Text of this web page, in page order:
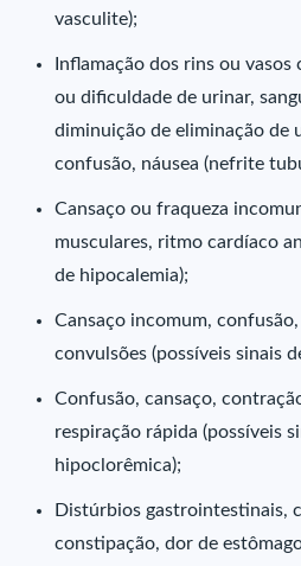
vasculite);
Inflamação dos rins ou
ou dificuldade de urinar,
diminuição de eliminação de
confusão, náusea (nefrite
Cansaço ou fraqueza
musculares, ritmo cardíaco
de hipocalemia);
Cansaço incomum,
convulsões (possíveis sinais
Confusão, cansaço,
respiração rápida (possíveis
hipoclorêmica);
Distúrbios gastrointestinais,
constipação, dor de